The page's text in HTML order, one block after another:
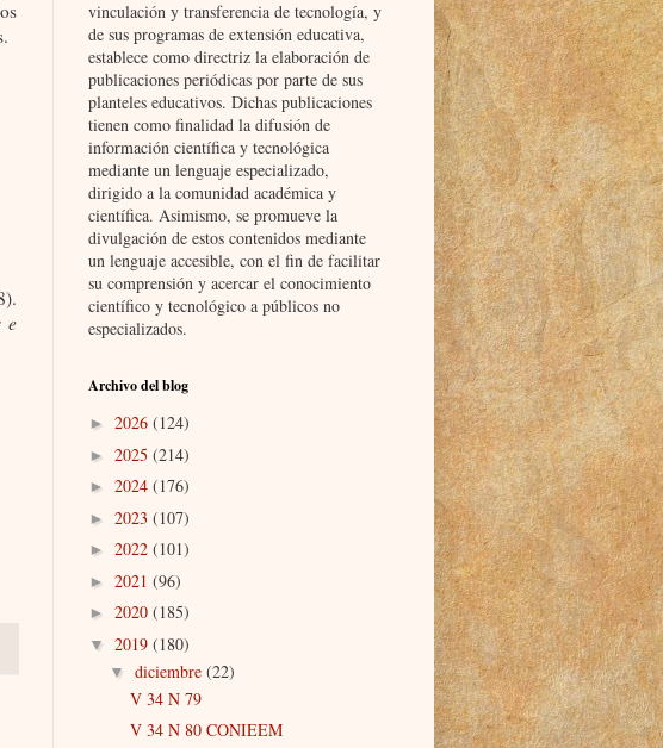
e
vinculación y transferencia de tecnología, y
de sus programas de extensión educativa,
establece como directriz la elaboración de
publicaciones periódicas por parte de sus
planteles educativos. Dichas publicaciones
tienen como finalidad la difusión de
información científica y tecnológica
mediante un lenguaje especializado,
dirigido a la comunidad académica y
científica. Asimismo, se promueve la
divulgación de estos contenidos mediante
un lenguaje accesible, con el fin de facilitar
su comprensión y acercar el conocimiento
científico y tecnológico a públicos no
especializados.
Archivo del blog
► 2026 (124)
► 2025 (214)
► 2024 (176)
► 2023 (107)
► 2022 (101)
► 2021 (96)
► 2020 (185)
▼ 2019 (180)
▼ diciembre (22)
V 34 N 79
V 34 N 80 CONIEEM